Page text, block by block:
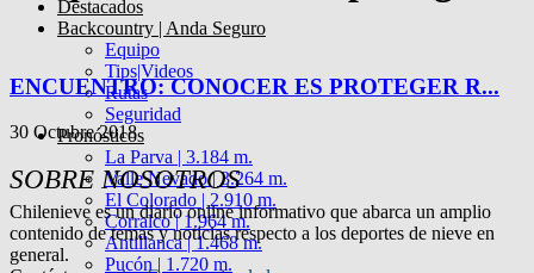
Destacados
Backcountry | Anda Seguro
Equipo
Tips|Videos
Rutas
Seguridad
Pronósticos
La Parva | 3.184 m.
Valle Nevado | 3.264 m.
El Colorado | 2.910 m.
Corralco | 1.964 m.
Antillanca | 1.468 m.
Pucón | 1.720 m.
ENCUENTRO: CONOCER ES PROTEGER R...
30 Octubre 2018
SOBRE NOSOTROS
Chilenieve es un diario online informativo que abarca un amplio
contenido de temas y noticias respecto a los deportes de nieve en
general.